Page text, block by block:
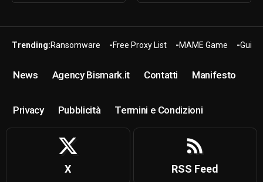
Trending:Ransomware Free Proxy List MAME Game Guide
News Agency Bismark.it Contatti Manifesto
Privacy Pubblicità Termini e Condizioni
X RSS Feed